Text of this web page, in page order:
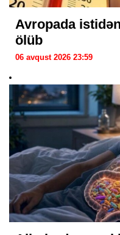
Avropada
ölüb
06 avqust 2026 23:59